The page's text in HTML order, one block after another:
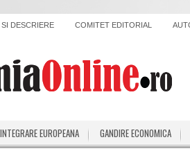
DESCRIERE COMITET EDITORIAL
INTEGRARE EUROPEANA GANDIRE ECONOMICA